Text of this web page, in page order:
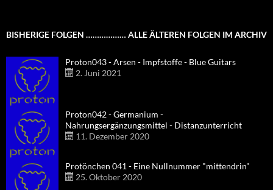
BISHERIGE FOLGEN ……………… ALLE ÄLTEREN FOLGEN IM ARCHIV
Proton043 - Arsen - Impfstoffe - Blue Guitars
2. Juni 2021
Proton042 - Germanium -
Nahrungsergänzungsmittel - Distanzunterricht
11. Dezember 2020
Protönchen 041 - Eine Nullnummer "mittendrin"
25. Oktober 2020